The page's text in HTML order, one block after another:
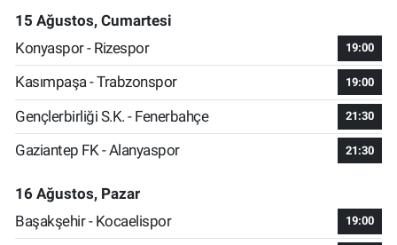
15 Ağustos, Cumartesi
Konyaspor - Rizespor
19:00
Kasımpaşa - Trabzonspor 19:00
Gençlerbirliği S.K. - Fenerbahçe 21:30
Gaziantep FK - Alanyaspor 21:30
16 Ağustos, Pazar
Başakşehir - Kocaelispor
19:00